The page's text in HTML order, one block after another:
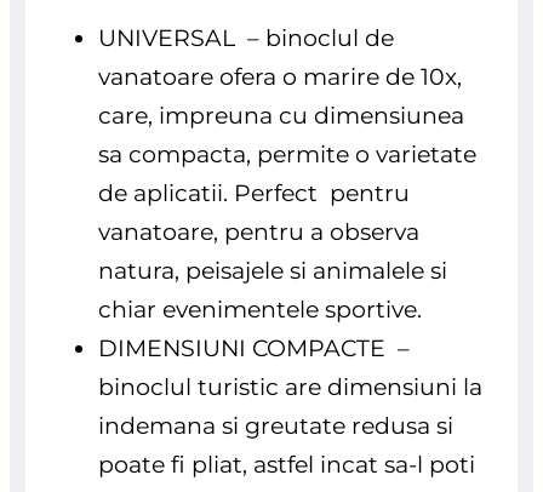
UNIVERSAL – binoclul de
vanatoare ofera o marire de 10x,
care, impreuna cu dimensiunea
sa compacta, permite o varietate
de aplicatii. Perfect pentru
vanatoare, pentru a observa
natura, peisajele si animalele si
chiar evenimentele sportive.
DIMENSIUNI COMPACTE –
binoclul turistic are dimensiuni la
indemana si greutate redusa si
poate fi pliat, astfel incat sa-l poti